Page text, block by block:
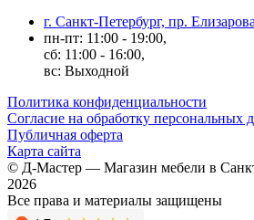
г. Санкт-Петербург, пр.
пн-пт: 11:00 - 19:00,
сб: 11:00 - 16:00,
вс: Выходной
Политика конфиденциальности
Согласие на обработку персональных
Публичная оферта
Карта сайта
© Д-Мастер — Магазин мебели в
2026
Все права и материалы защищены